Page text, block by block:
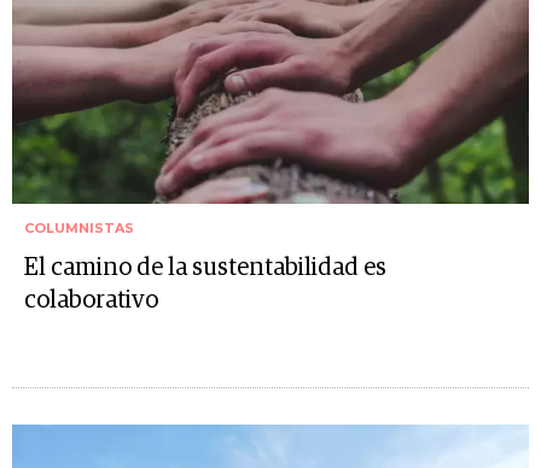
COLUMNISTAS
El camino de la sustentabilidad es
colaborativo